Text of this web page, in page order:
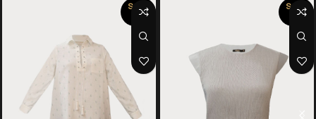
SOLD
OUT
SOLD
OUT